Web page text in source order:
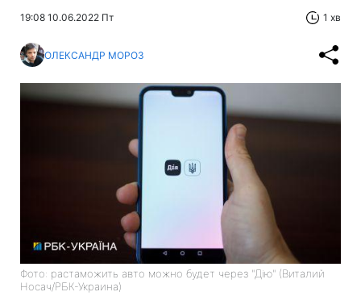
19:08 10.06.2022 Пт 1 хв
ОЛЕКСАНДР МОРОЗ
Фото: растаможить авто можно будет через "Дію" (Виталий
Носач/РБК-Украина)